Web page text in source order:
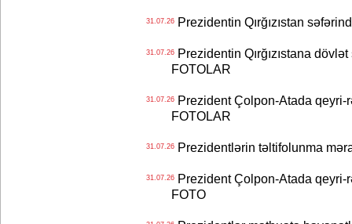
31.07.26Prezidentin Qırğızıstan
31.07.26Prezidentin Qırğızıstana dövlət
FOTOLAR
31.07.26Prezident Çolpon-Atada qeyri-
FOTOLAR
31.07.26Prezidentlərin təltifolunma
31.07.26Prezident Çolpon-Atada qeyri-
FOTO